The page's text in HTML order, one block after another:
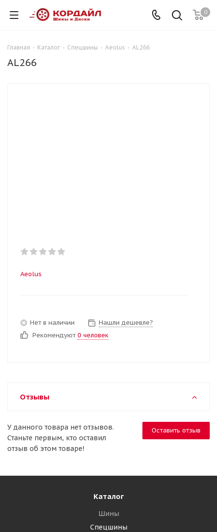
0
Главная - Каталог - Спецшины - Aeolus - AL266
AL266
Aeolus
Нет в наличии
Нашли дешевле?
Рекомендуют 0 человек
Отзывы
Оставить отзыв
У данного товара нет отзывов.
Станьте первым, кто оставил
отзыв об этом товаре!
Каталог
Шины
Спецшины